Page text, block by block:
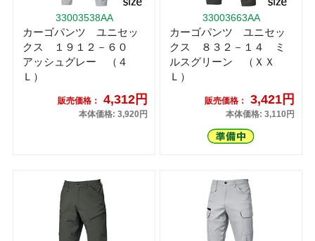
33003538AA
カーゴパンツ ユニセッ
クス １９１２－６０
アッシュグレー （４
Ｌ）
販売価格： 4,312円
本体価格: 3,920円
33003663AA
カーゴパンツ ユニセッ
クス ８３２－１４ ミ
ルスグリーン （ＸＸ
Ｌ）
販売価格： 3,421円
本体価格: 3,110円